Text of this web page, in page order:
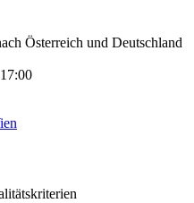
Österreich und Deutschland